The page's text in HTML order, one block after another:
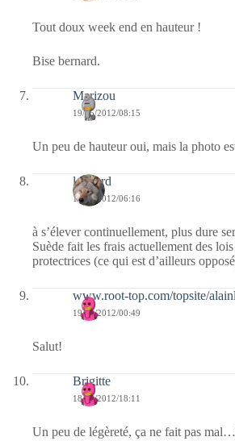
Tout doux week end en hauteur !
Bise bernard.
Marizou
19/05/2012/08:15
Un peu de hauteur oui, mais la photo
louvard
19/05/2012/06:16
à s’élever continuellement, plus dure
Suède fait les frais actuellement des
protectrices (ce qui est d’ailleurs
www.root-top.com/topsite/
19/05/2012/00:49
Salut!
Brigitte
18/05/2012/18:11
Un peu de légèreté, ça ne fait pas